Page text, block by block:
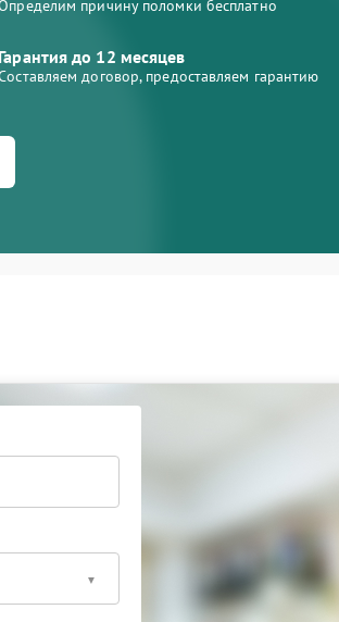
причину поломки бесплатно
Гарантия до 12 месяцев
договор, предоставляем гарантию